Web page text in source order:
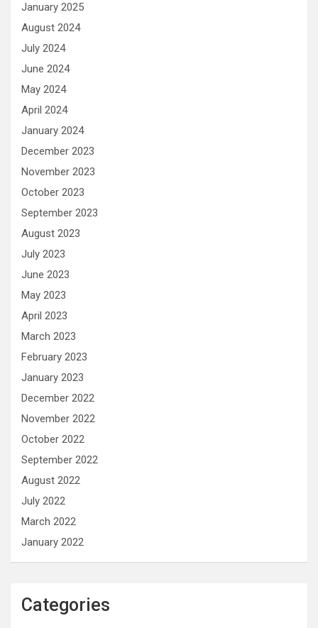
January 2025
August 2024
July 2024
June 2024
May 2024
April 2024
January 2024
December 2023
November 2023
October 2023
September 2023
August 2023
July 2023
June 2023
May 2023
April 2023
March 2023
February 2023
January 2023
December 2022
November 2022
October 2022
September 2022
August 2022
July 2022
March 2022
January 2022
Categories